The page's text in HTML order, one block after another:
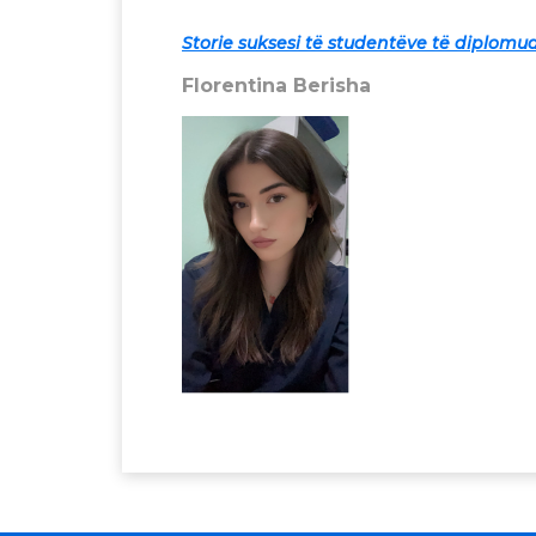
Storie suksesi të studentëve të
Florentina Berisha